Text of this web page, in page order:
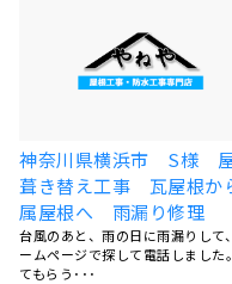
神奈川県横浜市 S様
葺き替え工事 瓦屋根か
属屋根へ 雨漏り修理
台風のあと、雨の日に雨漏りして
ームページで探して電話しました
てもらう･･･